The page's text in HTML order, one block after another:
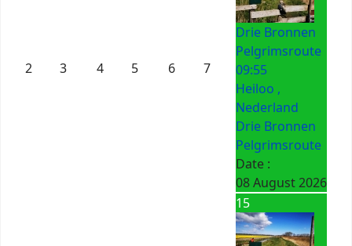
2 3 4 5 6 7
Drie Bronnen
Pelgrimsroute
09:55
Heiloo ,
Nederland
Drie Bronnen
Pelgrimsroute
Date :
08 August 2026
15